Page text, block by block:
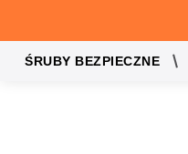
ŚRUBY BEZPIECZNE